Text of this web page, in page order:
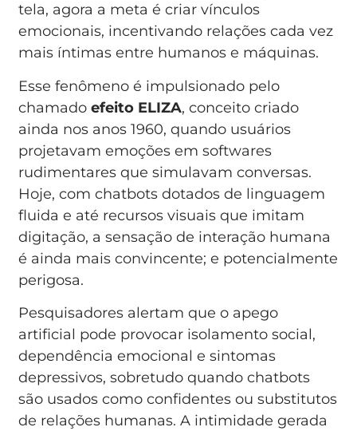
tela, agora a meta é criar vínculos
emocionais, incentivando relações cada vez
mais íntimas entre humanos e máquinas.
Esse fenômeno é impulsionado pelo
chamadoefeito ELIZA, conceito criado
ainda nos anos 1960, quando usuários
projetavam emoções em softwares
rudimentares que simulavam conversas.
Hoje, com chatbots dotados de linguagem
fluida e até recursos visuais que imitam
digitação, a sensação de interação humana
é ainda mais convincente; e potencialmente
perigosa.
Pesquisadores alertam que o apego
artificial pode provocar isolamento social,
dependência emocional e sintomas
depressivos, sobretudo quando chatbots
são usados como confidentes ou substitutos
de relações humanas. A intimidade gerada